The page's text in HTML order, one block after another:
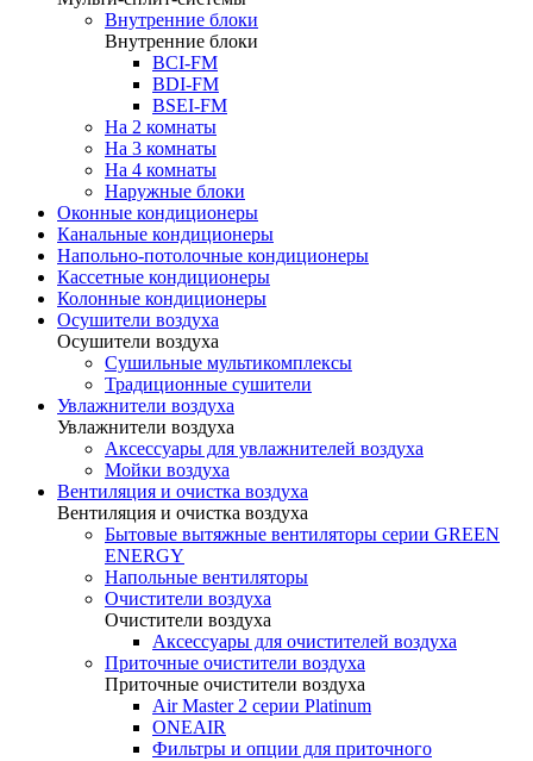
Внутренние блоки
Внутренние блоки
BCI-FM
BDI-FM
BSEI-FM
На 2 комнаты
На 3 комнаты
На 4 комнаты
Наружные блоки
Оконные кондиционеры
Канальные кондиционеры
Напольно-потолочные кондиционеры
Кассетные кондиционеры
Колонные кондиционеры
Осушители воздуха
Осушители воздуха
Сушильные мультикомплексы
Традиционные сушители
Увлажнители воздуха
Увлажнители воздуха
Аксессуары для увлажнителей воздуха
Мойки воздуха
Вентиляция и очистка воздуха
Вентиляция и очистка воздуха
Бытовые вытяжные вентиляторы серии GREEN
ENERGY
Напольные вентиляторы
Очистители воздуха
Очистители воздуха
Аксессуары для очистителей воздуха
Приточные очистители воздуха
Приточные очистители воздуха
Air Master 2 серии Platinum
ONEAIR
Фильтры и опции для приточного